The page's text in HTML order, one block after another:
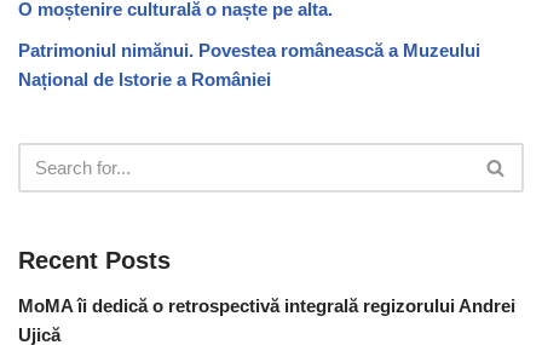
O moștenire culturală o naște pe alta.
Patrimoniul nimănui. Povestea românească a Muzeului
Național de Istorie a României
Recent Posts
MoMA îi dedică o retrospectivă integrală regizorului Andrei
Ujică